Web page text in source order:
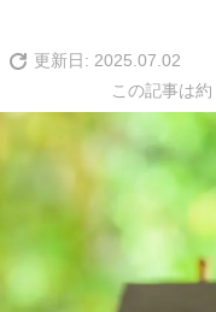
更新日: 2025.07.02
この記事は約